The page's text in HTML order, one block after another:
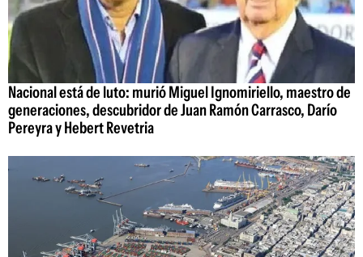
Nacional está de luto: murió Miguel Ignomiriello, maestro de
generaciones, descubridor de Juan Ramón Carrasco, Darío
Pereyra y Hebert Revetria